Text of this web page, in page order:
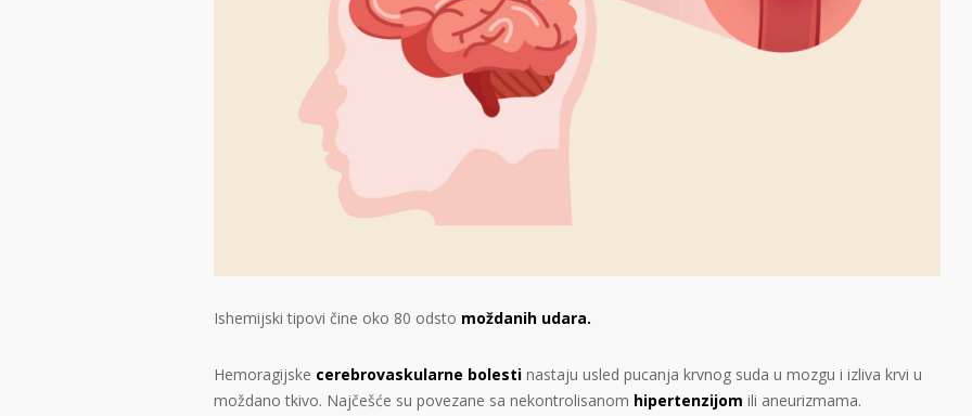
Ishemijski tipovi čine oko 80 odsto moždanih udara.
Hemoragijske cerebrovaskularne bolesti nastaju usled pucanja krvnog suda u mozgu i izliva krvi u
moždano tkivo. Najčešće su povezane sa nekontrolisanom hipertenzijom ili aneurizmama.